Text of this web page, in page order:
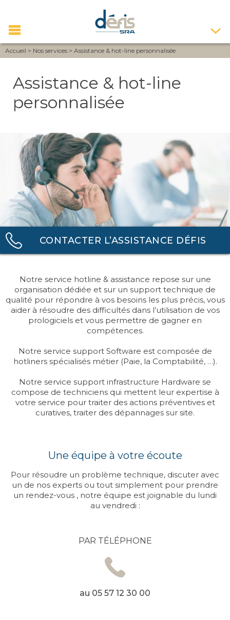
SERVICE
CONSULTING
GUIDES
LIVRES BLANCS
INFOGRAPHIE
Accueil > Nos services > Assistance & hot-line personnalisée
Assistance & hot-line
personnalisée
CONTACTER L’ASSISTANCE DÉFIS
Notre service hotline & assistance repose sur une
organisation dédiée et sur un support technique de
qualité pour répondre à vos besoins les plus précis, vous
aider à résoudre des difficultés dans l’utilisation de vos
prologiciels et vous permettre de gagner en
compétences.
Notre service support Software est composée de
hotliners spécialisés métier (Paie, la Comptabilité, …).
Notre service support infrastructure Hardware se
compose de techniciens qui mettent leur expertise à
votre service pour traiter des actions préventives et
curatives, traiter des dépannages sur site.
Une équipe à votre écoute
Pour résoudre un problème technique, discuter avec
un de nos experts ou tout simplement pour prendre
un rendez-vous , notre équipe est joignable du lundi
au vendredi :
PAR TÉLÉPHONE
au 05 57 12 30 00